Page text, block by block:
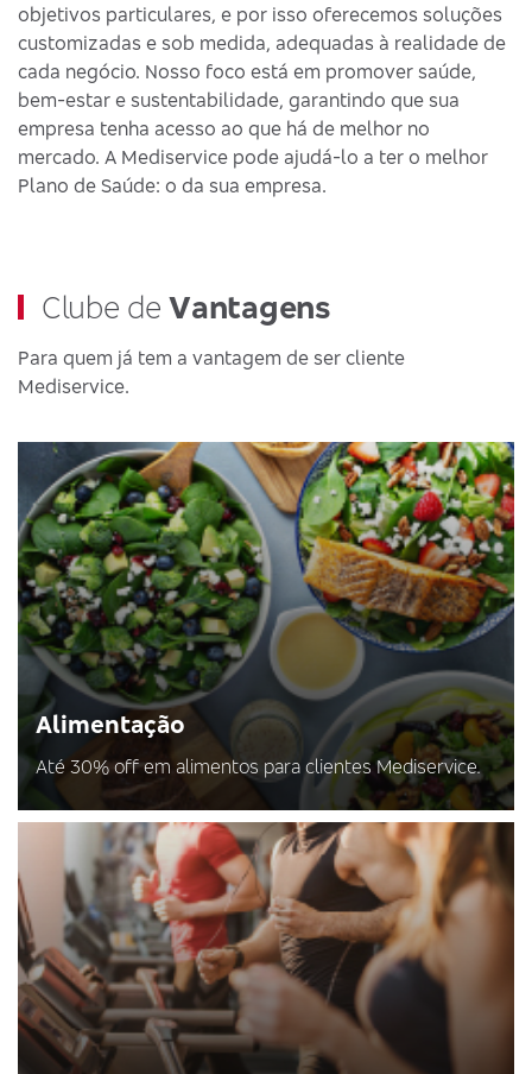
objetivos particulares, e por isso oferecemos soluções
customizadas e sob medida, adequadas à realidade de
cada negócio. Nosso foco está em promover saúde,
bem-estar e sustentabilidade, garantindo que sua
empresa tenha acesso ao que há de melhor no
mercado. A Mediservice pode ajudá-lo a ter o melhor
Plano de Saúde: o da sua empresa.
Clube deVantagens
Para quem já tem a vantagem de ser cliente
Mediservice.
Alimentação
Até 30% off em alimentos para clientes Mediservice.